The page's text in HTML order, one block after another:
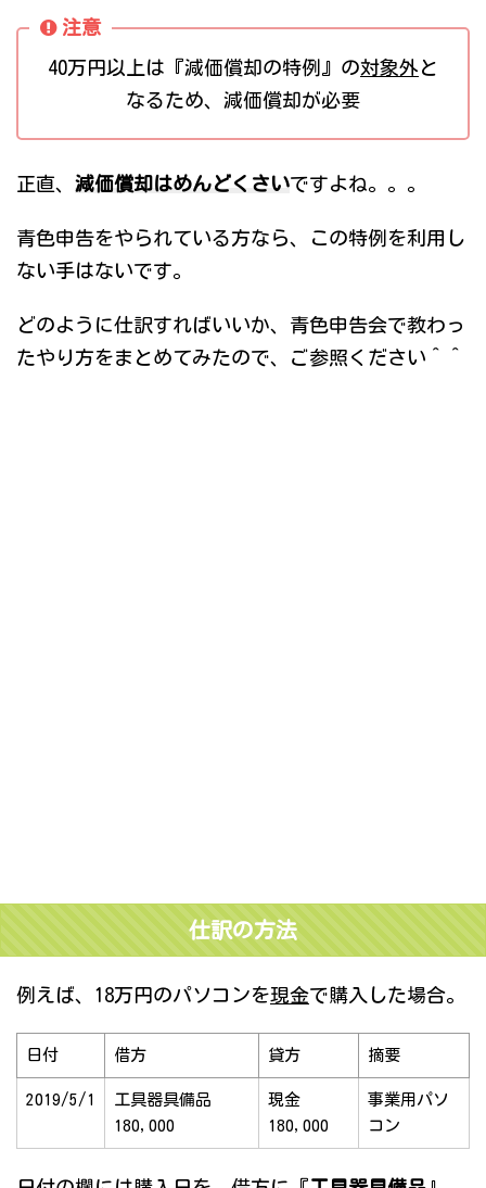
注意
40万円以上は『減価償却の特例』の対象外 と
なるため、減価償却が必要
正直、 減価償却はめんどくさいですよね。。。
青色申告をやられている方なら、この特例を利用し
ない手はないです。
どのように仕訳すればいいか、青色申告会で教わっ
たやり方をまとめてみたので、ご参照ください＾＾
仕訳の方法
例えば、18万円のパソコンを現金で購入した場合。
日付 借方 貸方 摘要
2019/5/1
工具器具備品
180,000
現金
180,000
事業用パソ
コン